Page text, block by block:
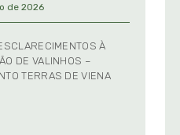
de 2026
À
DE VALINHOS –
TERRAS DE VIENA